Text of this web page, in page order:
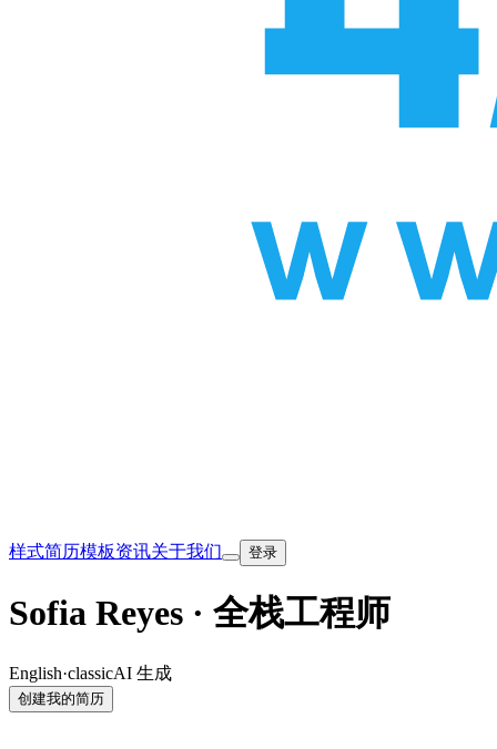
样式简历模板资讯关于我们 登录
Sofia Reyes · 全栈工程师
English·classicAI 生成
创建我的简历